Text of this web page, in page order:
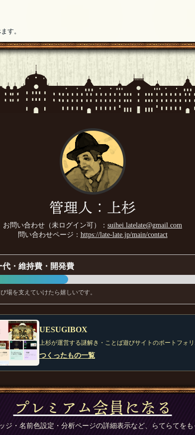
す。
管理人：上杉
お問い合わせ（未ログイン可）： suihei.latelate@gmail.com
問い合わせページ： https://late-late.jp/main/contact
代・維持費・開発費
場を支えていけたら嬉しいです。
UESUGIBOX
上杉が運営する謎解き・ことば遊びサイトのポートフォ
つくったもの一覧
プレミアム会員になる
ジ・名前色設定・分析ページの詳細表示など、らてらてをも